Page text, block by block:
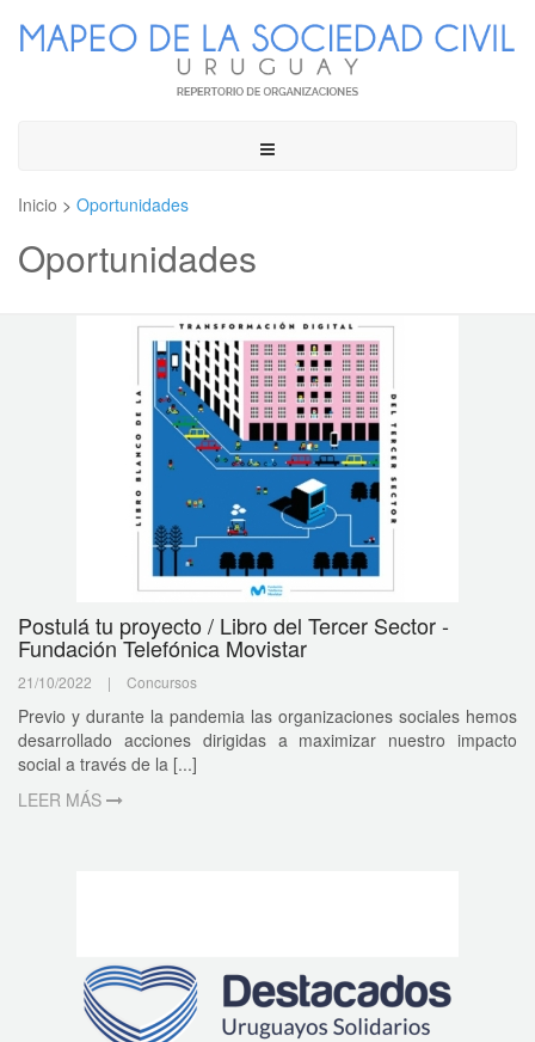
Toggle
Inicio > Oportunidades
Oportunidades
Postulá tu proyecto / Libro del Tercer Sector -
Fundación Telefónica Movistar
21/10/2022 | Concursos
Previo y durante la pandemia las organizaciones sociales hemos
desarrollado acciones dirigidas a maximizar nuestro impacto
social a través de la [...]
LEER MÁS